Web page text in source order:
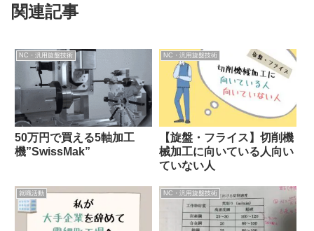
関連記事
NC・汎用旋盤技術
50万円で買える5軸加工
機”SwissMak”
NC・汎用旋盤技術
【旋盤・フライス】切削機
械加工に向いている人向い
ていない人
就職活動 NC・汎用旋盤技術